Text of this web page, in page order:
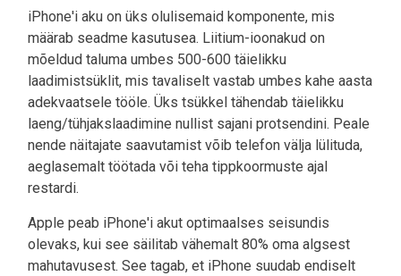
iPhone'i aku on üks olulisemaid komponente, mis
määrab seadme kasutusea. Liitium-ioonakud on
mõeldud taluma umbes 500-600 täielikku
laadimistsüklit, mis tavaliselt vastab umbes kahe aasta
adekvaatsele tööle. Üks tsükkel tähendab täielikku
laeng/tühjakslaadimine nullist sajani protsendini. Peale
nende näitajate saavutamist võib telefon välja lülituda,
aeglasemalt töötada või teha tippkoormuste ajal
restardi.
Apple peab iPhone'i akut optimaalses seisundis
olevaks, kui see säilitab vähemalt 80% oma algsest
mahutavusest. See tagab, et iPhone suudab endiselt